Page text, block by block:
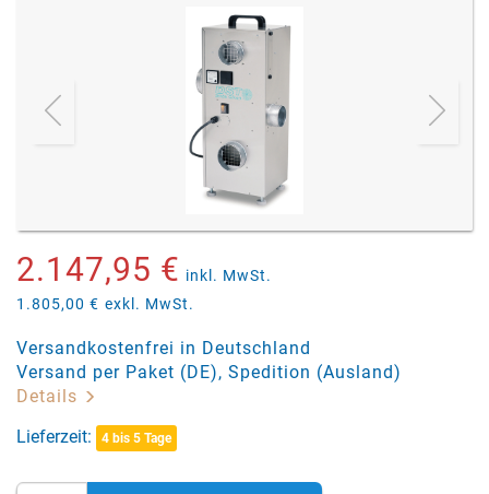
2.147,95 € inkl. MwSt.
1.805,00 € exkl. MwSt.
Versandkostenfrei in Deutschland
Versand per Paket (DE), Spedition (Ausland)
Details
Lieferzeit:
4 bis 5 Tage